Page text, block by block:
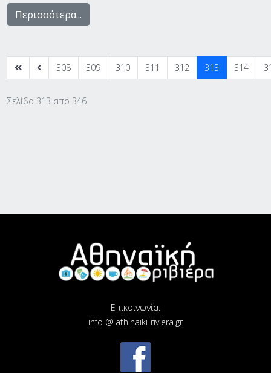
Περισσότερα...
308 309 310 311 312 313 314
Σελίδα 313 από 346
Επικοινωνία:
info @ athinaiki-riviera.gr